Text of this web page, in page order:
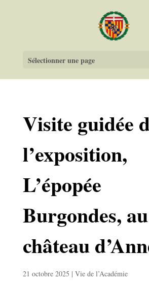
Sélectionner une page
Visite guidée
l’exposition,
L’épopée
Burgondes, au
château
21 octobre 2025 | Vie de l’Académie